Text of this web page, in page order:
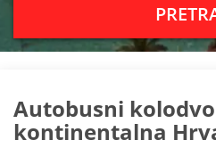
Autobusni
kontinentalna